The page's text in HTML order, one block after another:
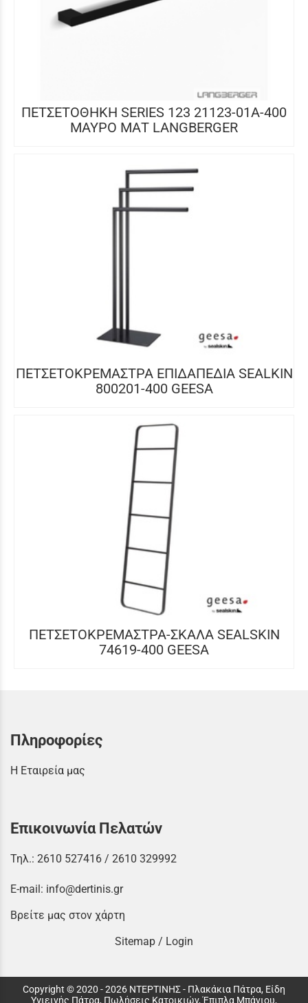
ΠΕΤΣΕΤΟΘΗΚΗ SERIES 123 21123-01A-400
ΜΑΥΡΟ ΜΑΤ LANGBERGER
ΠΕΤΣΕΤΟΚΡΕΜΑΣΤΡΑ ΕΠΙΔΑΠΕΔΙΑ SEALKIN
800201-400 GEESA
ΠΕΤΣΕΤΟΚΡΕΜΑΣΤΡΑ-ΣΚΑΛΑ SEALSKIN
74619-400 GEESA
Πληροφορίες
Η Εταιρεία μας
Επικοινωνία Πελατών
Τηλ.: 2610 527416 / 2610 329992
E-mail: info@dertinis.gr
Βρείτε μας στον χάρτη
Sitemap / Login
Copyright © 2020 - 2026 ΝΤΕΡΤΙΝΗΣ - Πλακάκια Πάτρα, Είδη
Υγιεινής Πάτρα, Πωλήσεις Κατοικιών, Έπιπλα Μπάνιου,